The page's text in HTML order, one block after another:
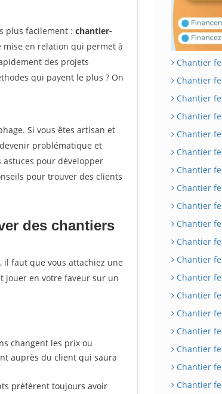
plus facilement : chantier-
mise en relation qui permet à
des projets
qui payent le plus ? On
Si vous êtes artisan et
problématique et
astuces pour développer
pour trouver des clients
des chantiers
faut que vous attachiez une
jouer en votre faveur sur un
changent les prix ou
auprès du client qui saura
préfèrent toujours avoir
Chantier
Chantier
Chantier
Chantier
Chantier
Chantier
Chantier
Chantier
Chantier
Chantier
Chantier
Chantier
Chantier
Chantier
Chantier
Chantier
Chantier
Chantier
Chantier